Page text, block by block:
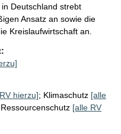
Deutschland strebt
Ansatz an sowie die
Kreislaufwirtschaft an.
hierzu]; Klimaschutz [alle
[alle RV